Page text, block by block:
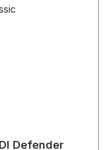
Defender